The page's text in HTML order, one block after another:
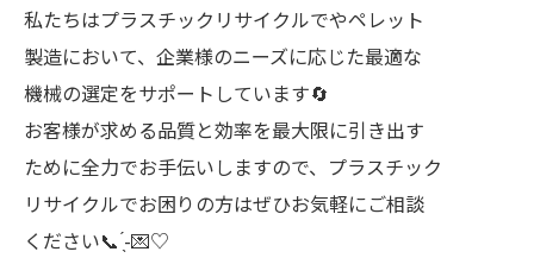
私たちはプラスチックリサイクルでやペレット
製造において、企業様のニーズに応じた最適な
機械の選定をサポートしています🔄
お客様が求める品質と効率を最大限に引き出す
ために全力でお手伝いしますので、プラスチック
リサイクルでお困りの方はぜひお気軽にご相談
ください📞‪‪ ̖́-💌♡